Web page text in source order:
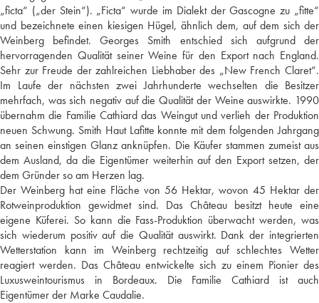
„ficta“ („der Stein“). „Ficta“ wurde im Dialekt der Gascogne zu „fitte“
und bezeichnete einen kiesigen Hügel, ähnlich dem, auf dem sich der
Weinberg befindet. Georges Smith entschied sich aufgrund der
hervorragenden Qualität seiner Weine für den Export nach England.
Sehr zur Freude der zahlreichen Liebhaber des „New French Claret“.
Im Laufe der nächsten zwei Jahrhunderte wechselten die Besitzer
mehrfach, was sich negativ auf die Qualität der Weine auswirkte. 1990
übernahm die Familie Cathiard das Weingut und verlieh der Produktion
neuen Schwung. Smith Haut Lafitte konnte mit dem folgenden Jahrgang
an seinen einstigen Glanz anknüpfen. Die Käufer stammen zumeist aus
dem Ausland, da die Eigentümer weiterhin auf den Export setzen, der
dem Gründer so am Herzen lag.
Der Weinberg hat eine Fläche von 56 Hektar, wovon 45 Hektar der
Rotweinproduktion gewidmet sind. Das Château besitzt heute eine
eigene Küferei. So kann die Fass-Produktion überwacht werden, was
sich wiederum positiv auf die Qualität auswirkt. Dank der integrierten
Wetterstation kann im Weinberg rechtzeitig auf schlechtes Wetter
reagiert werden. Das Château entwickelte sich zu einem Pionier des
Luxusweintourismus in Bordeaux. Die Familie Cathiard ist auch
Eigentümer der Marke Caudalie.